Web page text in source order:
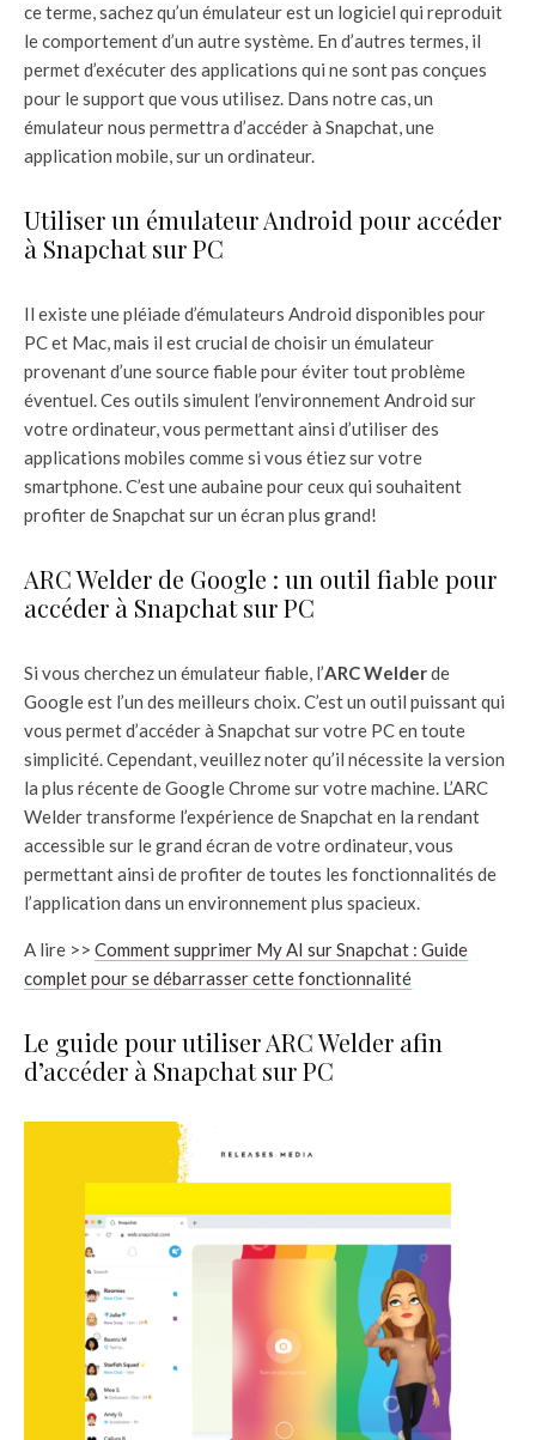
ce terme, sachez qu’un émulateur est un logiciel qui reproduit
le comportement d’un autre système. En d’autres termes, il
permet d’exécuter des applications qui ne sont pas conçues
pour le support que vous utilisez. Dans notre cas, un
émulateur nous permettra d’accéder à Snapchat, une
application mobile, sur un ordinateur.
Utiliser un émulateur Android pour accéder
à Snapchat sur PC
Il existe une pléiade d’émulateurs Android disponibles pour
PC et Mac, mais il est crucial de choisir un émulateur
provenant d’une source fiable pour éviter tout problème
éventuel. Ces outils simulent l’environnement Android sur
votre ordinateur, vous permettant ainsi d’utiliser des
applications mobiles comme si vous étiez sur votre
smartphone. C’est une aubaine pour ceux qui souhaitent
profiter de Snapchat sur un écran plus grand!
ARC Welder de Google : un outil fiable pour
accéder à Snapchat sur PC
Si vous cherchez un émulateur fiable, l’ARC Welderde
Google est l’un des meilleurs choix. C’est un outil puissant qui
vous permet d’accéder à Snapchat sur votre PC en toute
simplicité. Cependant, veuillez noter qu’il nécessite la version
la plus récente de Google Chrome sur votre machine. L’ARC
Welder transforme l’expérience de Snapchat en la rendant
accessible sur le grand écran de votre ordinateur, vous
permettant ainsi de profiter de toutes les fonctionnalités de
l’application dans un environnement plus spacieux.
A lire >> Comment supprimer My AI sur Snapchat : Guide
complet pour se débarrasser cette fonctionnalité
Le guide pour utiliser ARC Welder afin
d’accéder à Snapchat sur PC